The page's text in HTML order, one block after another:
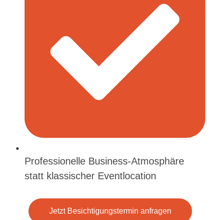
Professionelle Business-Atmosphäre
statt klassischer Eventlocation
Jetzt Besichtigungstermin anfragen